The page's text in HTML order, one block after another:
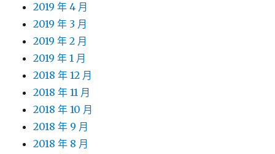
2019 年 4 月
2019 年 3 月
2019 年 2 月
2019 年 1 月
2018 年 12 月
2018 年 11 月
2018 年 10 月
2018 年 9 月
2018 年 8 月